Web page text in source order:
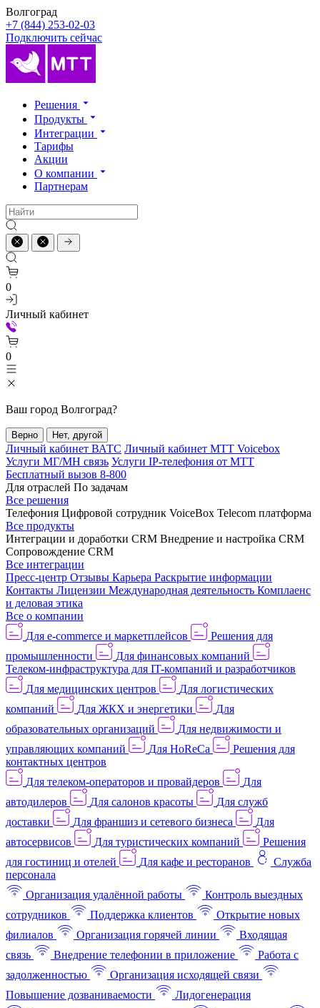
Волгоград
+7 (844) 253-02-03
Подключить сейчас
Решения
Продукты
Интеграции
Тарифы
Акции
О компании
Партнерам
0
Личный кабинет
0
Ваш город Волгоград?
Верно Нет, другой
Личный кабинет ВАТС Личный кабинет МТТ Voicebox
Услуги МГ/МН связь Услуги IP-телефония от МТТ
Бесплатный вызов 8-800
Для отраслей По задачам
Все решения
Телефония Цифровой сотрудник VoiceBox Telecom платформа
Все продукты
Интеграции и доработки CRM Внедрение и настройка CRM
Сопровождение CRM
Все интеграции
Пресс-центр Отзывы Карьера Раскрытие информации
Контакты Лицензии Международная деятельность Комплаенс
и деловая этика
Все о компании
Для e-commerce и маркетплейсов
Решения для
промышленности
Для финансовых компаний
Телеком-инфраструктура для IT-компаний и разработчиков
Для медицинских центров
Для логистических
компаний
Для ЖКХ и энергетики
Для
образовательных организаций
Для недвижимости и
управляющих компаний
Для HoReCa
Решения для
контактных центров
Для телеком-операторов и провайдеров
Для
автодилеров
Для салонов красоты
Для служб
доставки
Для франшиз и сетевого бизнеса
Для
автосервисов
Для туристических компаний
Решения
для гостиниц и отелей
Для кафе и ресторанов
Служба
персонала
Организация удалённой работы
Контроль выездных
сотрудников
Поддержка клиентов
Открытие новых
филиалов
Организация горячей линии
Входящая
связь
Внедрение телефонии в приложение
Работа с
задолженностью
Организация исходящей связи
Повышение дозваниваемости
Лидогенерация